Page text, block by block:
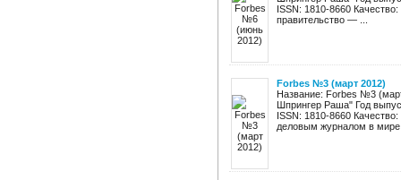
ISSN: 1810-8660
правительство — ...
Forbes №3 (март 2012)
Название: Forbes №3
Шпрингер Раша" Год
ISSN: 1810-8660
деловым журналом в